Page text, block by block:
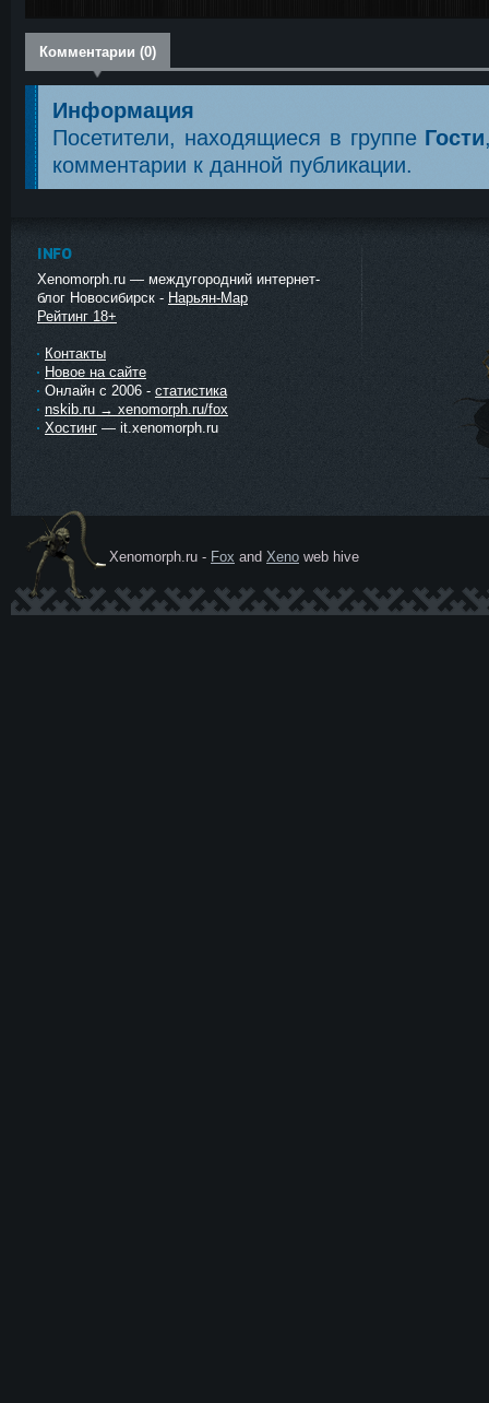
Комментарии (0)
Информация
Посетители, находящиеся в группе Гости
комментарии к данной публикации.
INFO
Xenomorph.ru — междугородний интернет-
блог Новосибирск - Нарьян-Мар
Рейтинг 18+
Контакты
Новое на сайте
Онлайн с 2006 - статистика
nskib.ru → xenomorph.ru/fox
Хостинг — it.xenomorph.ru
Ксеномо
Xenomorph.ru - Fox and Xeno web hive